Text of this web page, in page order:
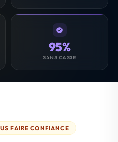
95%
SANS CASSE
FAIRE CONFIANCE